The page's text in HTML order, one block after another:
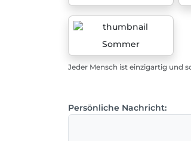
Sommer
Jeder Mensch ist einzigartig und
Persönliche Nachricht: